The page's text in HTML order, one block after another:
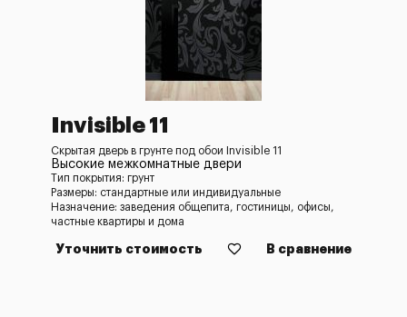
Invisible 11
Скрытая дверь в грунте под обои Invisible 11
Высокие межкомнатные двери
Тип покрытия: грунт
Размеры: стандартные или индивидуальные
Назначение: заведения общепита, гостиницы, офисы,
частные квартиры и дома
Уточнить стоимость В сравнение